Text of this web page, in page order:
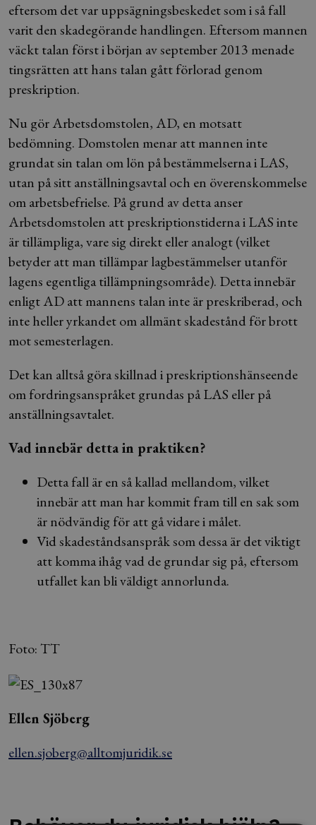
eftersom det var uppsägningsbeskedet som i så fall
varit den skadegörande handlingen. Eftersom mannen
väckt talan först i början av september 2013 menade
tingsrätten att hans talan gått förlorad genom
preskription.
Nu gör Arbetsdomstolen, AD, en motsatt
bedömning. Domstolen menar att mannen inte
grundat sin talan om lön på bestämmelserna i LAS,
utan på sitt anställningsavtal och en överenskommelse
om arbetsbefrielse. På grund av detta anser
Arbetsdomstolen att preskriptionstiderna i LAS inte
är tillämpliga, vare sig direkt eller analogt (vilket
betyder att man tillämpar lagbestämmelser utanför
lagens egentliga tillämpningsområde). Detta innebär
enligt AD att mannens talan inte är preskriberad, och
inte heller yrkandet om allmänt skadestånd för brott
mot semesterlagen.
Det kan alltså göra skillnad i preskriptionshänseende
om fordringsanspråket grundas på LAS eller på
anställningsavtalet.
Vad innebär detta in praktiken?
Detta fall är en så kallad mellandom, vilket
innebär att man har kommit fram till en sak som
är nödvändig för att gå vidare i målet.
Vid skadeståndsanspråk som dessa är det viktigt
att komma ihåg vad de grundar sig på, eftersom
utfallet kan bli väldigt annorlunda.
Foto: TT
Ellen Sjöberg
ellen.sjoberg@alltomjuridik.se